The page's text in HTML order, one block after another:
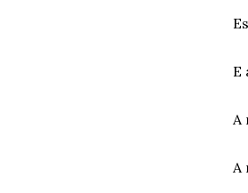
E
A
A